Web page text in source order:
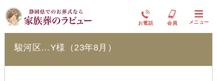
お電話 会員 メニュー
ラビュー静岡下島
駿河区…Y様（23年8月）